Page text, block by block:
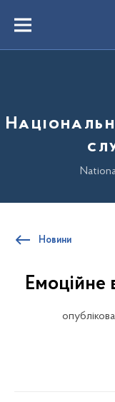
вмістуMenu
Новини
Емоційне